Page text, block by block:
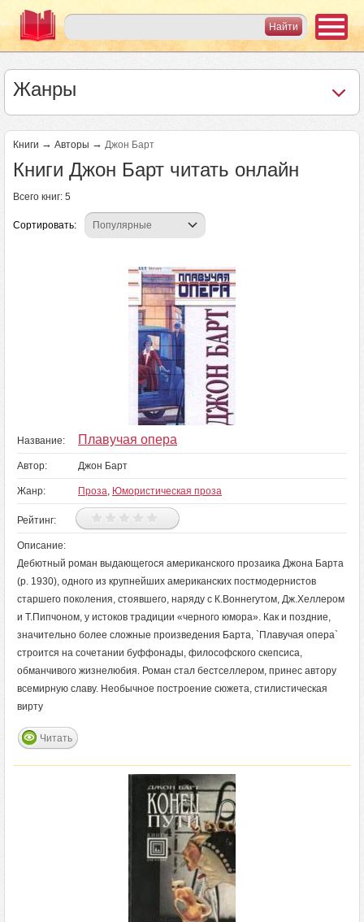
Жанры
Книги → Авторы → Джон Барт
Книги Джон Барт читать онлайн
Всего книг: 5
Сортировать:
Название: Плавучая опера
Автор: Джон Барт
Жанр: Проза, Юмористическая проза
Рейтинг:
Описание:
Дебютный роман выдающегося американского прозаика Джона Барта
(р. 1930), одного из крупнейших американских постмодернистов
старшего поколения, стоявшего, наряду с К.Воннегутом, Дж.Хеллером
и Т.Пипчоном, у истоков традиции «черного юмора». Как и поздние,
значительно более сложные произведения Барта, `Плавучая опера`
строится на сочетании буффонады, философского скепсиса,
обманчивого жизнелюбия. Роман стал бестселлером, принес автору
всемирную славу. Необычное построение сюжета, стилистическая
вирту
Читать